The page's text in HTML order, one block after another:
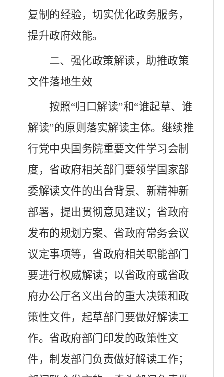
复制的经验，切实优化政务服务，
提升政府效能。
二、强化政策解读，助推政策
文件落地生效
按照“归口解读”和“谁起草、谁
解读”的原则落实解读主体。继续推
行党中央国务院重要文件学习会制
度，省政府相关部门要领学国家部
委解读文件的出台背景、新精神新
部署，提出贯彻意见建议； 省政府
发布的规划方案、省政府常务会议
议定事项等，省政府相关职能部门
要进行权威解读；以省政府或省政
府办公厅名义出台的重大决策和政
策性文件，起草部门要做好解读工
作。省政府部门印发的政策性文
件，制发部门负责做好解读工作；